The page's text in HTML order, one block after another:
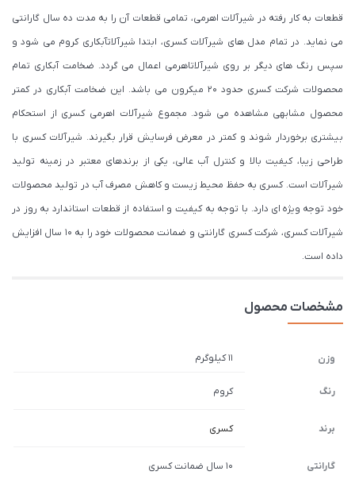
قطعات به کار رفته در شیرآلات اهرمی، تمامی قطعات آن را به مدت ده سال گارانتی
می نماید. در تمام مدل های شیرآلات کسری، ابتدا شیرآلاتآبکاری کروم می شود و
سپس رنگ های دیگر بر روی شیرآلاتاهرمی اعمال می گردد. ضخامت آبکاری تمام
محصولات شرکت کسری حدود ۲۰ میکرون می باشد. این ضخامت آبکاری در کمتر
محصول مشابهی مشاهده می شود. مجموع شیرآلات اهرمی کسری از استحکام
بیشتری برخوردار شوند و کمتر در معرض فرسایش قرار بگیرند. شیرآلات کسری با
طراحی زیبا، کیفیت بالا و کنترل آب عالی، یکی از برندهای معتبر در زمینه تولید
شیرآلات است. کسری به حفظ محیط زیست و کاهش مصرف آب در تولید محصولات
خود توجه ویژه ای دارد. با توجه به کیفیت و استفاده از قطعات استاندارد به روز در
شیرآلات کسری، شرکت کسری گارانتی و ضمانت محصولات خود را به 10 سال افزایش
داده است.
مشخصات محصول
وزن 11 کیلوگرم
رنگ کروم
برند کسری
گارانتی 10 سال ضمانت کسری